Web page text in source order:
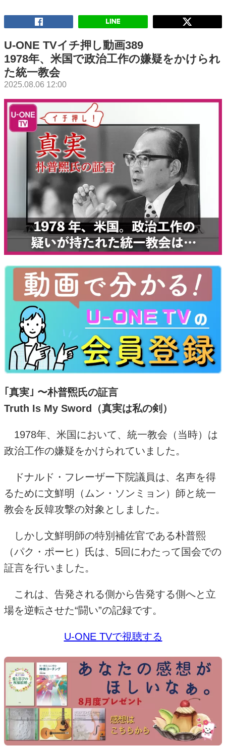
U-ONE TVイチ押し動画389
1978年、米国で政治工作の嫌疑をかけられ
た統一教会
2025.08.06 12:00
｢真実｣ 〜朴普煕氏の証言
Truth Is My Sword
（真実は私の剣）
1978年、米国において、統一教会（当時）は
政治工作の嫌疑をかけられていました。
ドナルド・フレーザー下院議員は、名声を得
るために文鮮明（ムン・ソンミョン）師と統一
教会を反韓攻撃の対象としました。
しかし文鮮明師の特別補佐官である朴普熙
（パク・ポーヒ）氏は、 5回にわたって国会での
証言を行いました。
これは、告発される側から告発する側へと立
場を逆転させた“闘い”の記録です。
U-ONE TVで視聴する